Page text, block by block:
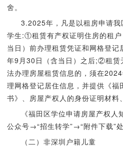
舍。
3.2025年，凡是以租房申请
学生:①租赁有产权证明住房的租
当日）前办理租赁凭证和网格登
年9月30日（含当日）之后;②租赁
法办理房屋租赁信息的，须在
理网格登记居住信息，并提供《
书》、房屋产权人的身份证明材料
《福田区学位申请房屋产权人
公众号→“招生转学”→“附件下载”处
（二）非深圳户籍儿童